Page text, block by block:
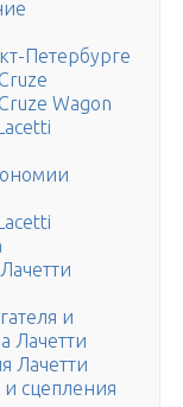
Петербурге
Wagon
и
Лачетти
Лачетти
сцепления